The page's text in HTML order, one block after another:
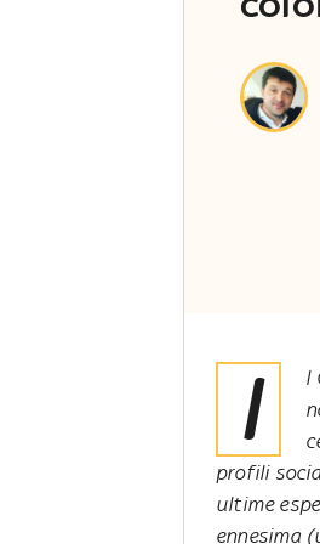
I
l
profili
ultime
ennesima